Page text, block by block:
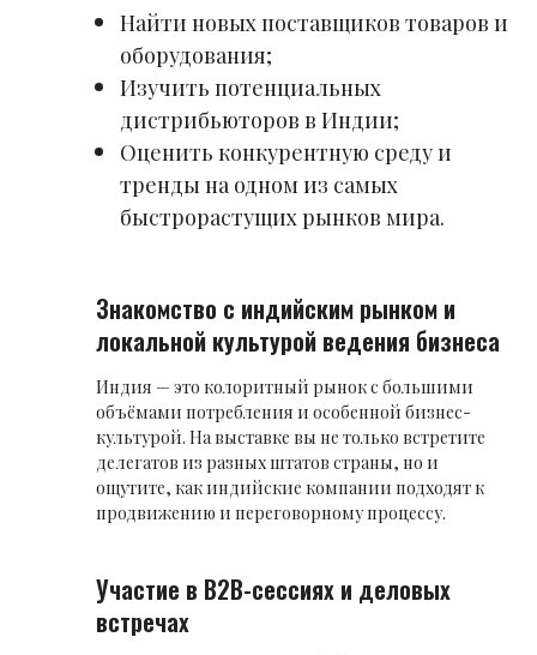
Найти новых поставщиков товаров и
оборудования;
Изучить потенциальных
дистрибьюторов в Индии;
Оценить конкурентную среду и
тренды на одном из самых
быстрорастущих рынков мира.
Знакомство с индийским рынком и
локальной культурой ведения бизнеса
Индия — это колоритный рынок с большими
объёмами потребления и особенной бизнес-
культурой. На выставке вы не только встретите
делегатов из разных штатов страны, но и
ощутите, как индийские компании подходят к
продвижению и переговорному процессу.
Участие в B2B-сессиях и деловых
встречах